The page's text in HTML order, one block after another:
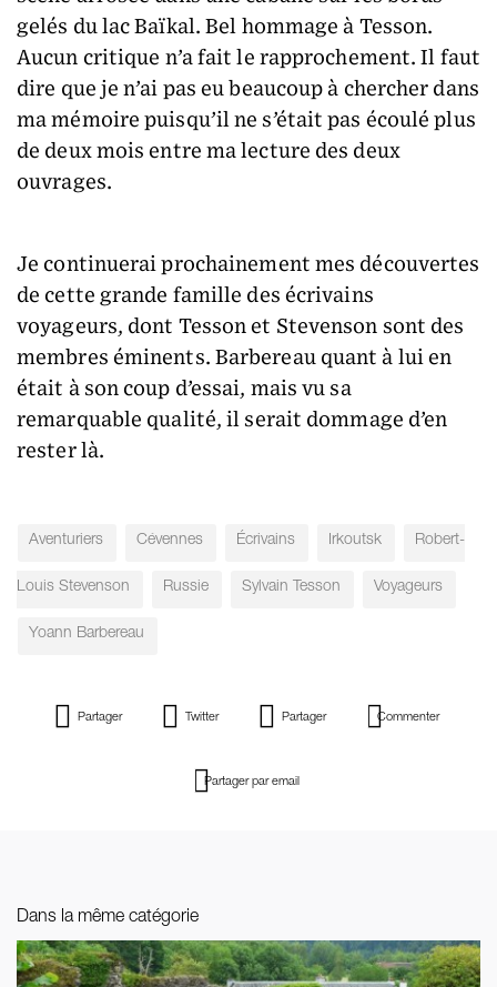
gelés du lac Baïkal. Bel hommage à Tesson.
Aucun critique n’a fait le rapprochement. Il faut
dire que je n’ai pas eu beaucoup à chercher dans
ma mémoire puisqu’il ne s’était pas écoulé plus
de deux mois entre ma lecture des deux
ouvrages.
Je continuerai prochainement mes découvertes
de cette grande famille des écrivains
voyageurs, dont Tesson et Stevenson sont des
membres éminents. Barbereau quant à lui en
était à son coup d’essai, mais vu sa
remarquable qualité, il serait dommage d’en
rester là.
Aventuriers Cévennes Écrivains Irkoutsk Robert-
Louis Stevenson Russie Sylvain Tesson Voyageurs
Yoann Barbereau
Partager Twitter Partager Commenter
Partager par email
Dans la même catégorie